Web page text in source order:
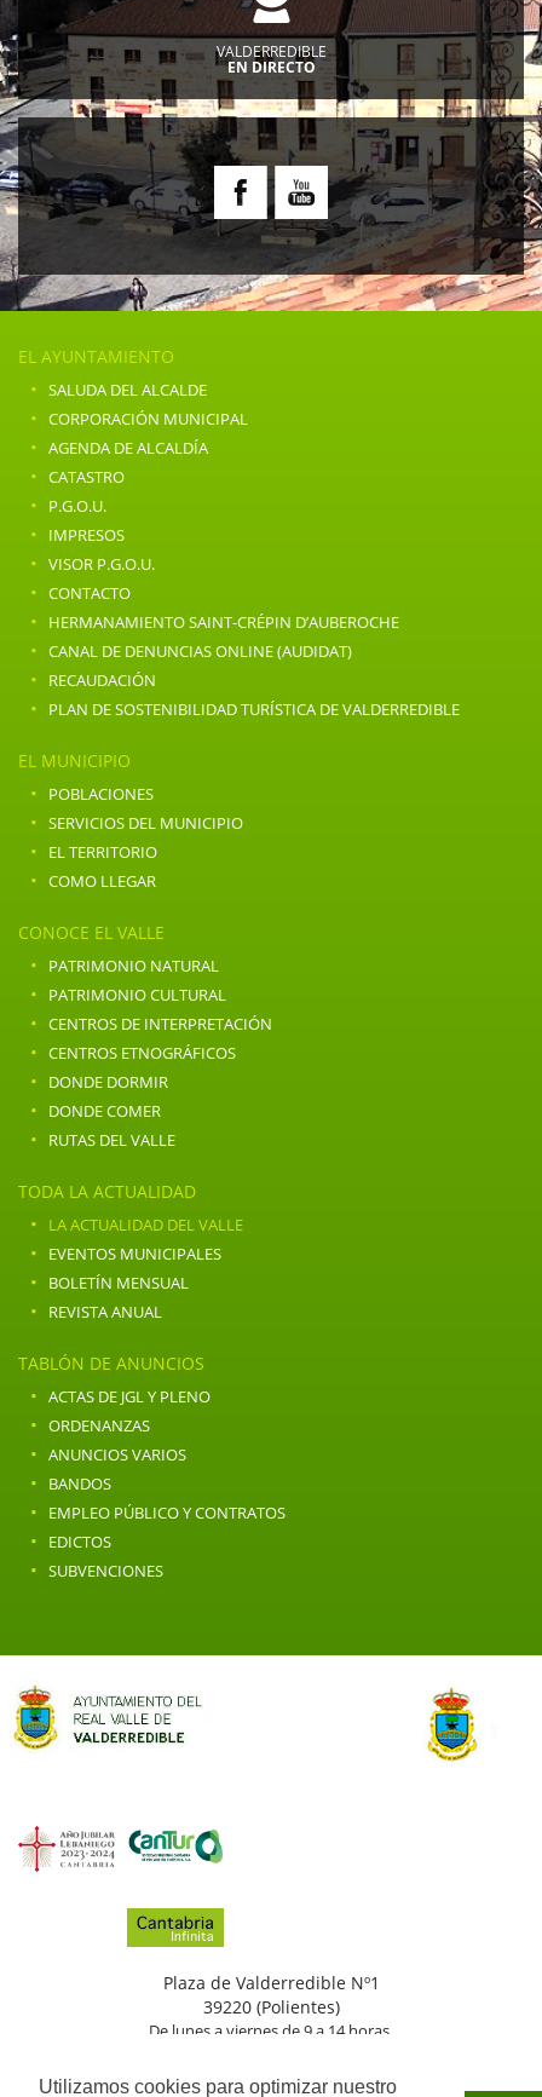
Utilizamos cookies para optimizar nuestro
VALDERREDIBLE
EN DIRECTO
EL AYUNTAMIENTO
· SALUDA DEL ALCALDE
· CORPORACIÓN MUNICIPAL
· AGENDA DE ALCALDÍA
· CATASTRO
· P.G.O.U.
· IMPRESOS
· VISOR P.G.O.U.
· CONTACTO
· HERMANAMIENTO SAINT-CRÉPIN D’AUBEROCHE
· CANAL DE DENUNCIAS ONLINE (AUDIDAT)
· RECAUDACIÓN
· PLAN DE SOSTENIBILIDAD TURÍSTICA DE VALDERREDIBLE
EL MUNICIPIO
· POBLACIONES
· SERVICIOS DEL MUNICIPIO
· EL TERRITORIO
· COMO LLEGAR
CONOCE EL VALLE
· PATRIMONIO NATURAL
· PATRIMONIO CULTURAL
· CENTROS DE INTERPRETACIÓN
· CENTROS ETNOGRÁFICOS
· DONDE DORMIR
· DONDE COMER
· RUTAS DEL VALLE
TODA LA ACTUALIDAD
· LA ACTUALIDAD DEL VALLE
· EVENTOS MUNICIPALES
· BOLETÍN MENSUAL
· REVISTA ANUAL
TABLÓN DE ANUNCIOS
· ACTAS DE JGL Y PLENO
· ORDENANZAS
· ANUNCIOS VARIOS
· BANDOS
· EMPLEO PÚBLICO Y CONTRATOS
· EDICTOS
· SUBVENCIONES
Plaza de Valderredible Nº1
39220 (Polientes)
De lunes a viernes de 9 a 14 horas.